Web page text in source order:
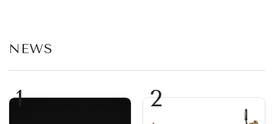
NEWS
1 2